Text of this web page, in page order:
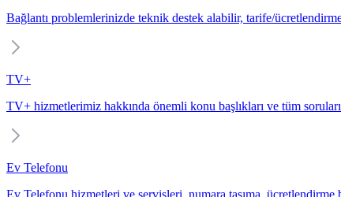
Bağlantı problemlerinizde teknik destek alabilir, tarife/
TV+
TV+ hizmetlerimiz hakkında önemli konu başlıkları ve tüm
Ev Telefonu
Ev Telefonu hizmetleri ve servisleri, numara taşıma,